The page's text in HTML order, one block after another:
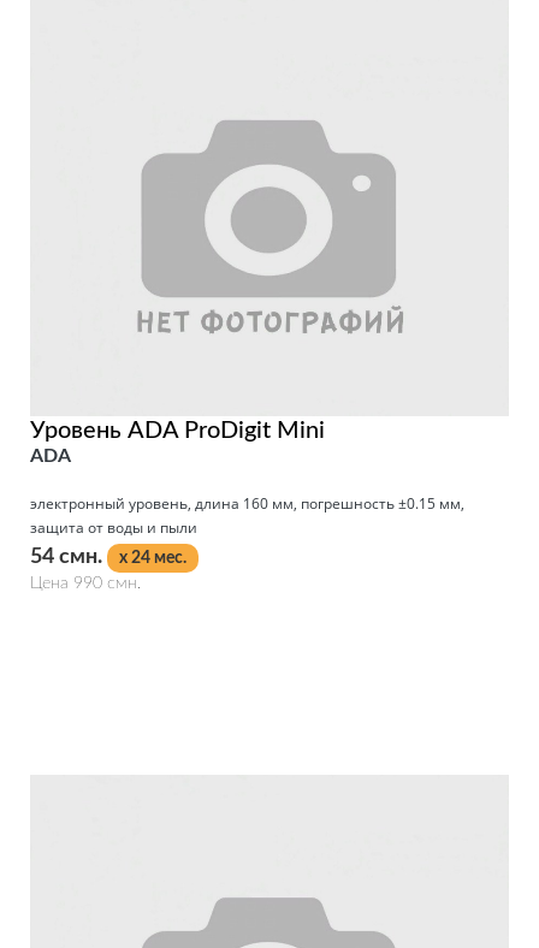
Уровень ADA ProDigit Mini
ADA
электронный уровень, длина 160 мм, погрешность ±0.15 мм,
защита от воды и пыли
54 смн.
x 24 мес.
Цена 990 смн.